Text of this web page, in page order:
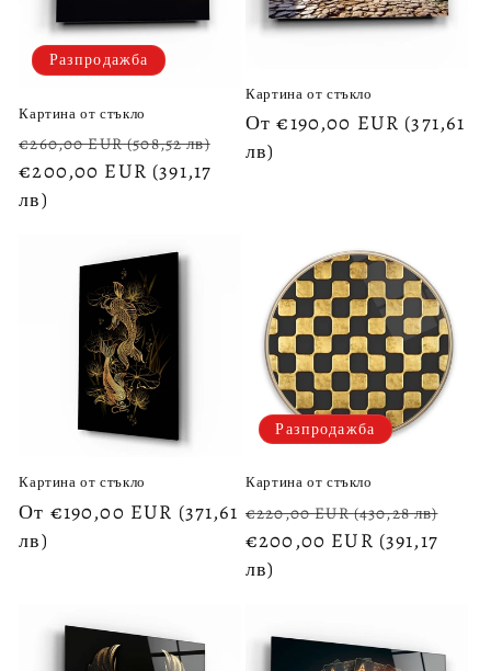
Разпродажба
Картина от стъкло
Обичайна
цена
€260,00 EUR(508,52 лв)
Цена
€200,00 EUR (391,17
лв)
Картина от стъкло
Обичайна
цена
От €190,00 EUR (371,61
лв)
Картина от стъкло
Обичайна
цена
От €190,00 EUR (371,61
лв)
Разпродажба
Картина от стъкло
Обичайна
цена
€220,00 EUR(430,28 лв)
€200,00 EUR (391,17
лв)